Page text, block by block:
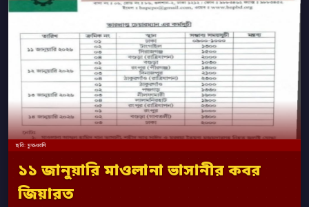
ছবি: মুক্তধ্বনি
১১ জানুয়ারি মাওলানা ভাসানীর কবর
জিয়ারত